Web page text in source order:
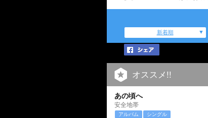
新着順
オススメ!!
あの頃へ
安全地帯
アルバム シングル